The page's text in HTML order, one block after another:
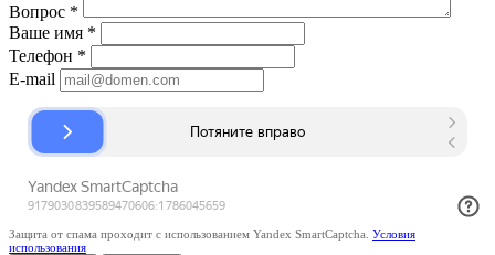
Вопрос *
Ваше имя *
Телефон *
E-mail
Защита от спама проходит с использованием Yandex SmartCaptcha. Условия
использования